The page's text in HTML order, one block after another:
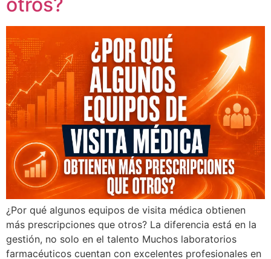
otros?
¿Por qué algunos equipos de visita médica obtienen
más prescripciones que otros? La diferencia está en la
gestión, no solo en el talento Muchos laboratorios
farmacéuticos cuentan con excelentes profesionales en